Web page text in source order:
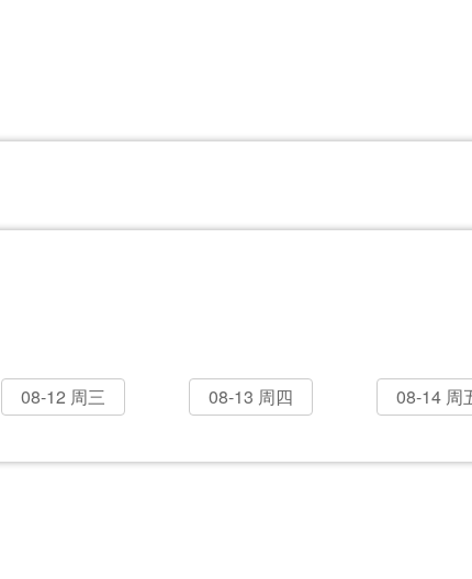
欧联杯 巴西甲
瑞典超
08-12 周三 08-13 周四 08-14 周